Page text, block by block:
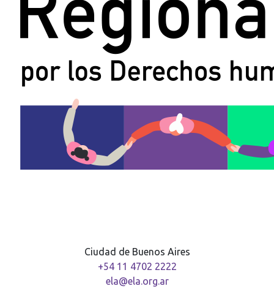
Ciudad de Buenos Aires
+54 11 4702 2222
ela@ela.org.ar